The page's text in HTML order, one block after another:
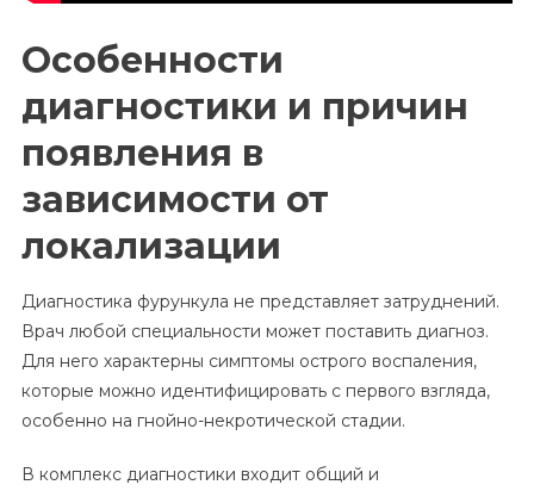
Особенности
диагностики и причин
появления в
зависимости от
локализации
Диагностика фурункула не представляет затруднений.
Врач любой специальности может поставить диагноз.
Для него характерны симптомы острого воспаления,
которые можно идентифицировать с первого взгляда,
особенно на гнойно-некротической стадии.
В комплекс диагностики входит общий и